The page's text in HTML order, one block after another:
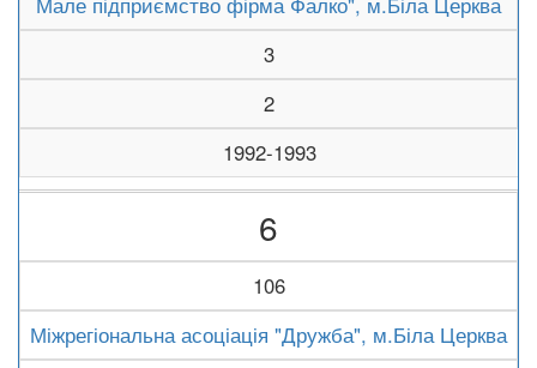
3
2
1992-1993
6
106
Міжрегіональна асоціація "Дружба", м.Біла Церква